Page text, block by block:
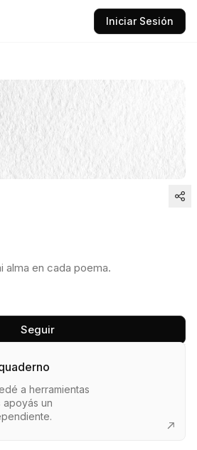
Iniciar Sesión
alma en cada poema.
Seguir
a herramientas
apoyás un